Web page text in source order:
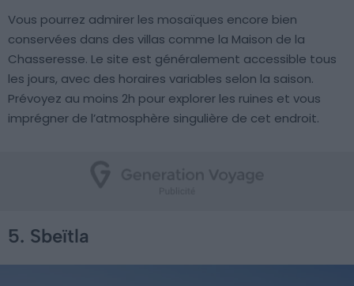
Vous pourrez admirer les mosaïques encore bien
conservées dans des villas comme la Maison de la
Chasseresse. Le site est généralement accessible tous
les jours, avec des horaires variables selon la saison.
Prévoyez au moins 2h pour explorer les ruines et vous
imprégner de l’atmosphère singulière de cet endroit.
5. Sbeïtla